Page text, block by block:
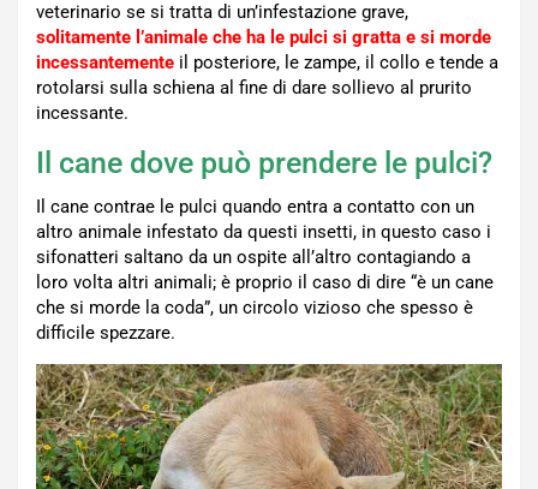
veterinario se si tratta di un’infestazione grave,
solitamente l’animale che ha le pulci si gratta e si morde
incessantemente il posteriore, le zampe, il collo e tende a
rotolarsi sulla schiena al fine di dare sollievo al prurito
incessante.
Il cane dove può prendere le pulci?
Il cane contrae le pulci quando entra a contatto con un
altro animale infestato da questi insetti, in questo caso i
sifonatteri saltano da un ospite all’altro contagiando a
loro volta altri animali; è proprio il caso di dire “è un cane
che si morde la coda”, un circolo vizioso che spesso è
difficile spezzare.